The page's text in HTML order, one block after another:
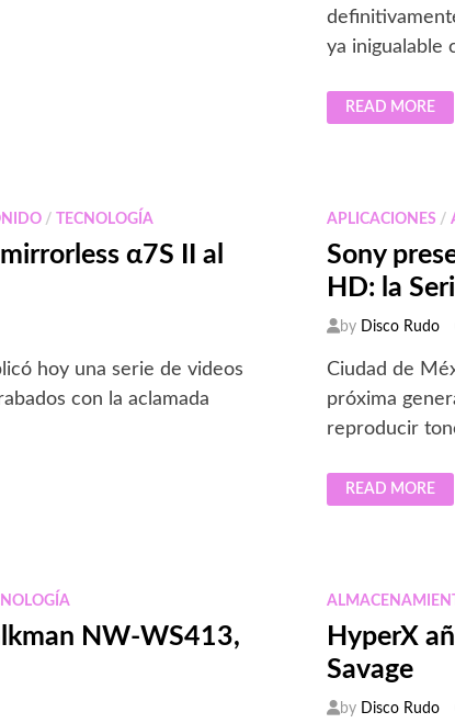
ya inigualable
EL
NUEVO
TUS
READ MORE
/ TECNOLOGÍA
α7S II al
hoy una serie de videos
con la aclamada
APLICACIONES /
Sony
HD: la
by Disco Rudo
Ciudad de
próxima
reproducir
SONY
PRESENTA
ULTRA
LA
SERIE
Z
READ MORE
NW-WS413,
HyperX
Savage
by Disco Rudo